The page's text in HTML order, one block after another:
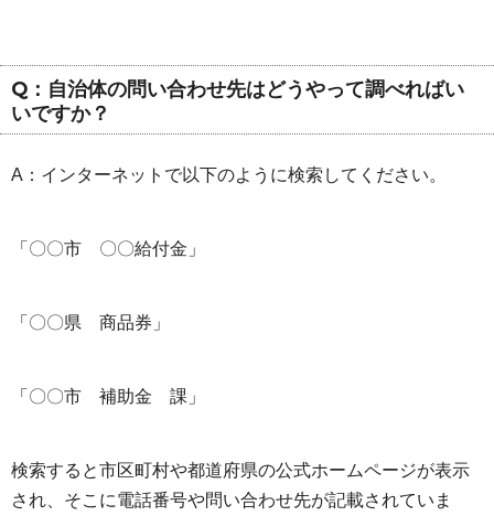
Q：自治体の問い合わせ先はどうやって調べればい
いですか？
A：インターネットで以下のように検索してください。
「〇〇市 〇〇給付金」
「〇〇県 商品券」
「〇〇市 補助金 課」
検索すると市区町村や都道府県の公式ホームページが表示
され、そこに電話番号や問い合わせ先が記載されていま